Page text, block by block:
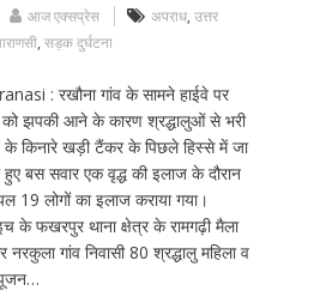
आज एक्सप्रेस अपराध, उत्तर
, सड़क दुर्घटना
: रखौना गांव के सामने हाईवे पर
को झपकी आने के कारण श्रद्धालुओं से भरी
के किनारे खड़ी टैंकर के पिछले हिस्से में जा
बस सवार एक वृद्ध की इलाज के दौरान
19 लोगों का इलाज कराया गया।
के फखरपुर थाना क्षेत्र के रामगढ़ी मैला
नरकुला गांव निवासी 80 श्रद्धालु महिला व